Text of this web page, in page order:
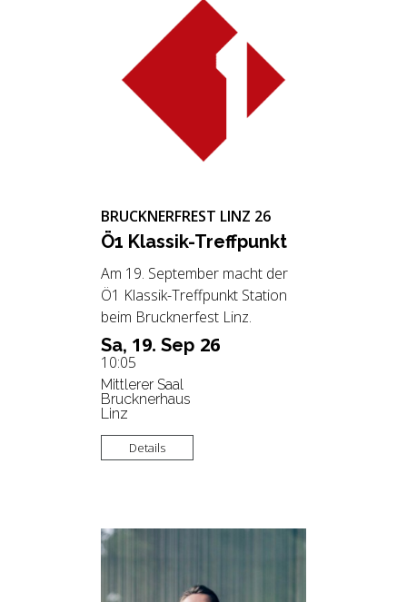
Sa, 19. Sep 26
10:05
Mittlerer Saal
Brucknerhaus
Linz
BRUCKNERFREST LINZ 26
Ö1 Klas­sik-Treff­punkt
Am 19. September macht der
Ö1 Klassik-Treffpunkt Station
beim Brucknerfest Linz.
Details